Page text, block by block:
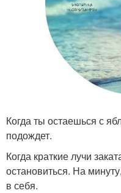
Когда ты остаешься с
подождет.
Когда краткие лучи
остановиться. На
в себя.